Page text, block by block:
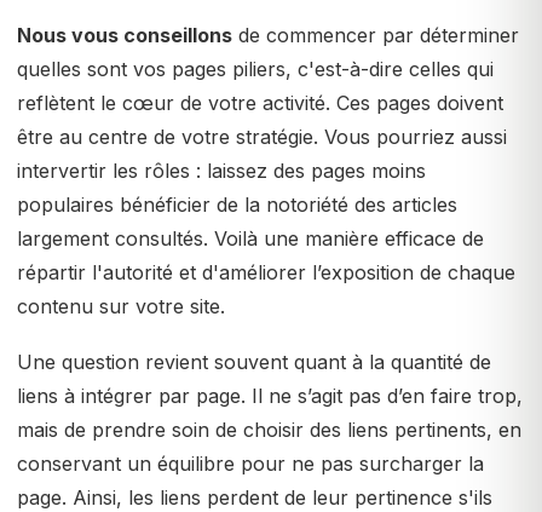
Nous vous conseillons de commencer par déterminer
quelles sont vos pages piliers, c'est-à-dire celles qui
reflètent le cœur de votre activité. Ces pages doivent
être au centre de votre stratégie. Vous pourriez aussi
intervertir les rôles : laissez des pages moins
populaires bénéficier de la notoriété des articles
largement consultés. Voilà une manière efficace de
répartir l'autorité et d'améliorer l’exposition de chaque
contenu sur votre site.
Une question revient souvent quant à la quantité de
liens à intégrer par page. Il ne s’agit pas d’en faire trop,
mais de prendre soin de choisir des liens pertinents, en
conservant un équilibre pour ne pas surcharger la
page. Ainsi, les liens perdent de leur pertinence s'ils